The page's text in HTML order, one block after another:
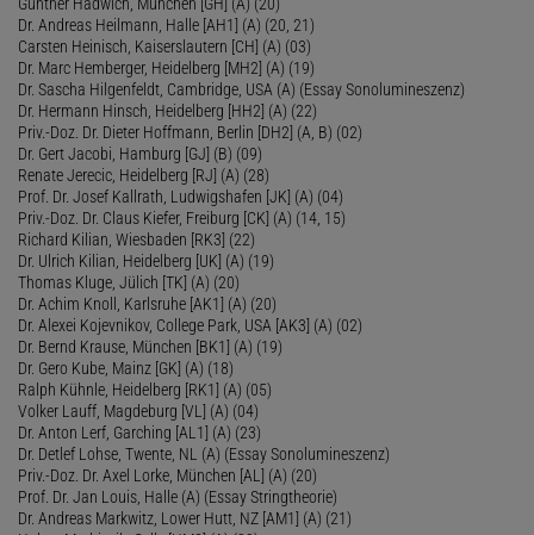
Dr. Andreas Heilmann, Halle [AH1] (A) (20, 21)
Carsten Heinisch, Kaiserslautern [CH] (A) (03)
Dr. Marc Hemberger, Heidelberg [MH2] (A) (19)
Dr. Sascha Hilgenfeldt, Cambridge, USA (A) (Essay Sonolumineszenz)
Dr. Hermann Hinsch, Heidelberg [HH2] (A) (22)
Priv.-Doz. Dr. Dieter Hoffmann, Berlin [DH2] (A, B) (02)
Dr. Gert Jacobi, Hamburg [GJ] (B) (09)
Renate Jerecic, Heidelberg [RJ] (A) (28)
Prof. Dr. Josef Kallrath, Ludwigshafen [JK] (A) (04)
Priv.-Doz. Dr. Claus Kiefer, Freiburg [CK] (A) (14, 15)
Richard Kilian, Wiesbaden [RK3] (22)
Dr. Ulrich Kilian, Heidelberg [UK] (A) (19)
Thomas Kluge, Jülich [TK] (A) (20)
Dr. Achim Knoll, Karlsruhe [AK1] (A) (20)
Dr. Alexei Kojevnikov, College Park, USA [AK3] (A) (02)
Dr. Bernd Krause, München [BK1] (A) (19)
Dr. Gero Kube, Mainz [GK] (A) (18)
Ralph Kühnle, Heidelberg [RK1] (A) (05)
Volker Lauff, Magdeburg [VL] (A) (04)
Dr. Anton Lerf, Garching [AL1] (A) (23)
Dr. Detlef Lohse, Twente, NL (A) (Essay Sonolumineszenz)
Priv.-Doz. Dr. Axel Lorke, München [AL] (A) (20)
Prof. Dr. Jan Louis, Halle (A) (Essay Stringtheorie)
Dr. Andreas Markwitz, Lower Hutt, NZ [AM1] (A) (21)